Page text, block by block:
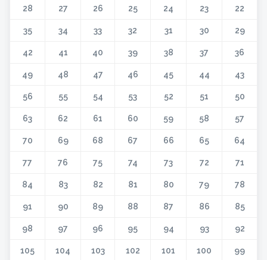
22
23
24
25
26
27
28
29
30
31
32
33
34
35
36
37
38
39
40
41
42
43
44
45
46
47
48
49
50
51
52
53
54
55
56
57
58
59
60
61
62
63
64
65
66
67
68
69
70
71
72
73
74
75
76
77
78
79
80
81
82
83
84
85
86
87
88
89
90
91
92
93
94
95
96
97
98
99
100
101
102
103
104
105